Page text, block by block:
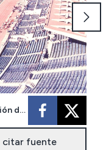
Archivo Fotográfico Dirección de Arquitectura MOP
citar fuente